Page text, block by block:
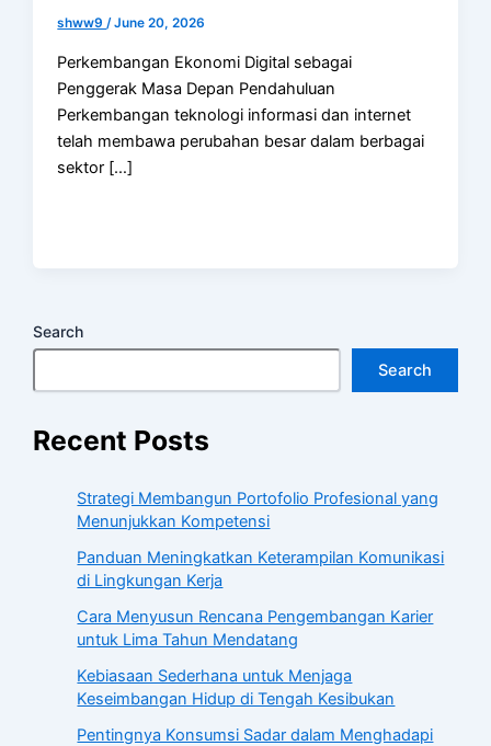
shww9/June 20, 2026
Perkembangan Ekonomi Digital sebagai
Penggerak Masa Depan Pendahuluan
Perkembangan teknologi informasi dan internet
telah membawa perubahan besar dalam berbagai
sektor […]
Search
Search
Recent Posts
Strategi Membangun Portofolio Profesional yang
Menunjukkan Kompetensi
Panduan Meningkatkan Keterampilan Komunikasi
di Lingkungan Kerja
Cara Menyusun Rencana Pengembangan Karier
untuk Lima Tahun Mendatang
Kebiasaan Sederhana untuk Menjaga
Keseimbangan Hidup di Tengah Kesibukan
Pentingnya Konsumsi Sadar dalam Menghadapi